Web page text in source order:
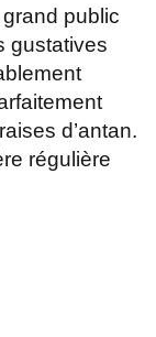
public
gustatives
d’antan.
régulière